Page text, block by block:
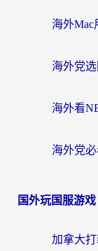
国外玩国服游戏